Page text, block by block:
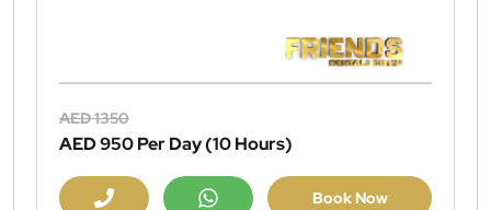
AED 1350
AED 950Per Day (10 Hours)
Book Now